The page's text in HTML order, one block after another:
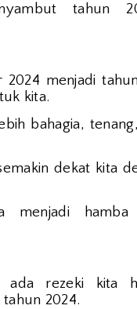
tahun
2024 menjadi
kita.
bahagia,
dekat kita
menjadi
ada rezeki kita
2024.